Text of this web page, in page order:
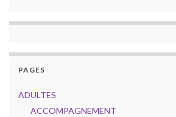
PAGES
ADULTES
ACCOMPAGNEMENT